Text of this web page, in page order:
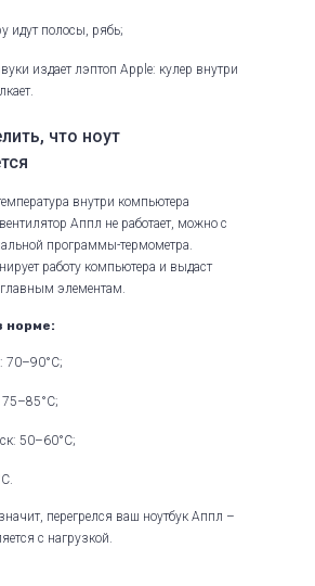
идут полосы, рябь;
издает лэптоп Apple: кулер внутри
что ноут
внутри компьютера
Аппл не работает, можно с
программы-термометра.
работу компьютера и выдаст
элементам.
норме:
70–90°С;
75–85°С;
50–60°С;
перегрелся ваш ноутбук Аппл –
с нагрузкой.